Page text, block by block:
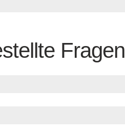
Fragen